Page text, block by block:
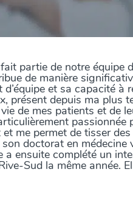
partie de notre
de manière
et sa capacité à
présent depuis ma plus
de mes patients et de
me permet de tisser
doctorat en médecine
a ensuite complété un
Sud la même année.